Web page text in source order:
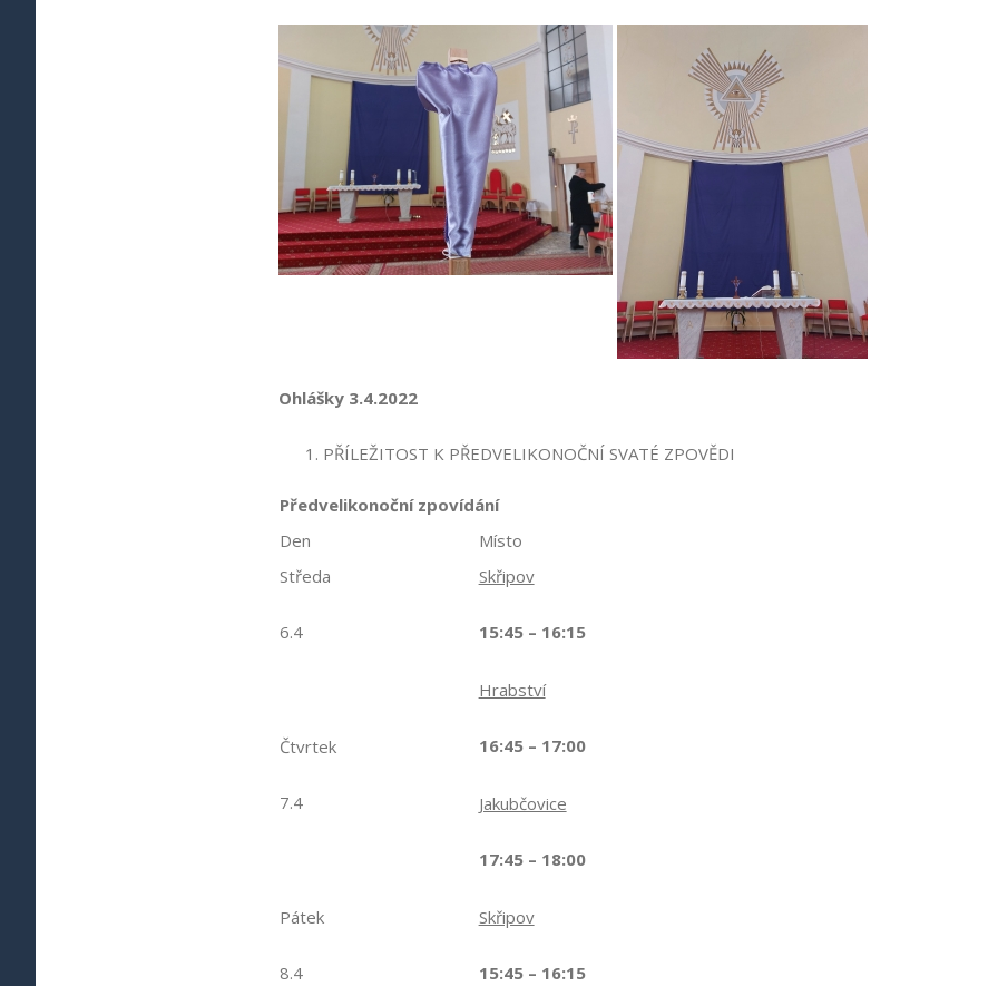
Ohlášky 3.4.2022
PŘÍLEŽITOST K PŘEDVELIKONOČNÍ SVATÉ ZPOVĚDI
Předvelikonoční zpovídání
Den
Místo
Středa
6.4
Skřipov
15:45 – 16:15
Čtvrtek
7.4
Hrabství
16:45 – 17:00
Jakubčovice
17:45 – 18:00
Pátek
8.4
Skřipov
15:45 – 16:15